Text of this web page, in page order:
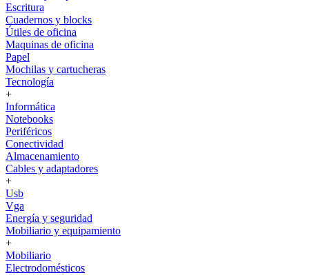
Escritura
Cuadernos y blocks
Útiles de oficina
Maquinas de oficina
Papel
Mochilas y cartucheras
Tecnología
+
Informática
Notebooks
Periféricos
Conectividad
Almacenamiento
Cables y adaptadores
+
Usb
Vga
Energía y seguridad
Mobiliario y equipamiento
+
Mobiliario
Electrodomésticos